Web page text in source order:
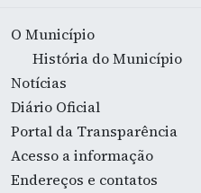
O Município
História do Município
Notícias
Diário Oficial
Portal da Transparência
Acesso a informação
Endereços e contatos